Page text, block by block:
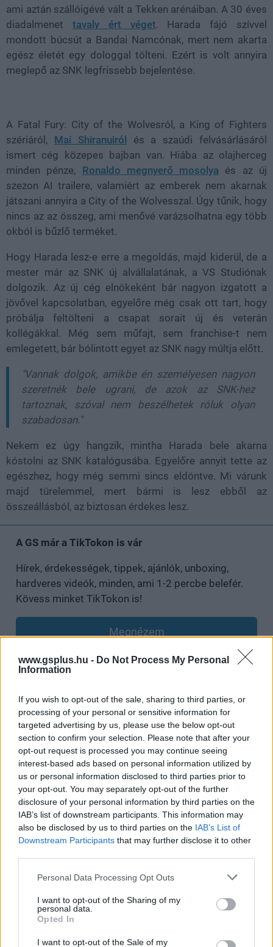
www.gsplus.hu - Do Not Process My Personal
Information
If you wish to opt-out of the sale, sharing to third parties, or
processing of your personal or sensitive information for
targeted advertising by us, please use the below opt-out
section to confirm your selection. Please note that after your
opt-out request is processed you may continue seeing
interest-based ads based on personal information utilized by
us or personal information disclosed to third parties prior to
your opt-out. You may separately opt-out of the further
disclosure of your personal information by third parties on the
IAB’s list of downstream participants. This information may
also be disclosed by us to third parties on the IAB’s List of
Downstream Participants that may further disclose it to other
Please note that this website/app uses one or more Google
not limited to your visit or usage behaviour. You may click to
grant or deny consent to Google and its third-party tags to
use your data for below specified purposes in below Google
consent section.
Personal Data Processing Opt Outs
I want to opt-out of the Sharing of my
personal data.
Opted In
I want to opt-out of the Sale of my
ami aztán szállóigévé vált a Tekken arénáiban. A 30 éves
diadalmenet tavaly ért véget. Harada fájó szívvel
mondott búcsút a Bandai Namcónak, mert nem akarta
egész életét egy dologgal tölteni. Ezért is volt annyira
meglepő az SNK legfrissebb bejelentése.
A Fatal Fury: City of the Wolvesról, a King of Fighters
szériáról, Mai Shiranuiról
és a szaúdi felvásárlásáról
ismert cég közepes bajban van. Hiába az olajherceg
minden pénze, Ronaldo megnyerő mosolya és az új
szezon AI trailere, valamiért az emberek nem akarnak
játszani annyira a City of the Wolvesszal. Úgy tűnik, hogy
nincs az az összeg, ami menővé varázsolhatna egy több
okból is bűzlő terméket.
Hogy Harada lesz-e erre a megoldás, majd kiderül, de a
mester már az SNK új alvállalatának, a VS Studiónak
dolgozik. Az új cég elnökeként bár nagyon izgatott a
jövővel kapcsolatban, egyelőre még csak ott tart, hogy
próbálja feltölteni a csapat sorait új és veterán
kollégákkal. Még sem műfajt, sem franchise-t nem
emlegetett, bár bólintott egyet az SNK nagy múltja előtt.
"Vannak dolgok, amikbe én személyesen nagyon
szeretnék bele ugrani, de azok az SNK-hez
tartoznak, szóval nem beszélhetek róluk olyan
szabadosan."
Nekem ez úgy hangzik, mintha Harada bele akarna
kóstolni az SNK katalógusába. Egyelőre annyit tette az
egészhez, hogy még semmi sincs eldöntve. Mi várunk
majd türelemmel, mert bármi is lesz ebből az
összeállásból, az biztosan érdekes lesz.
A GS már a TikTokon is vár
Hírek, érdekességek, tippek, ajánlók, unboxing,
hardveres videók, minden, ami 1-2 percbe belefér.
Kövess minket TikTokon is!
Megnézem
hangulata – Jön a második forduló! (X)
Július végén folytatódik a balatoni strandröplabda-
sorozat.
Címkék: #katsuhiro harada #snk #verekedős játék